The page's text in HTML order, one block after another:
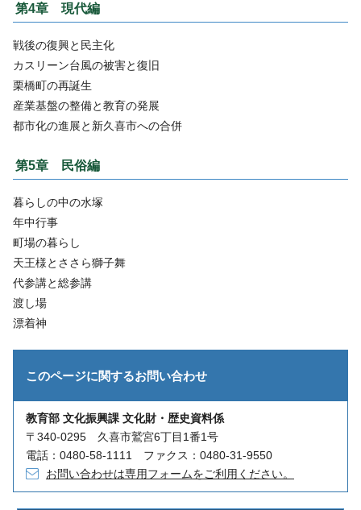
第4章 現代編
戦後の復興と民主化
カスリーン台風の被害と復旧
栗橋町の再誕生
産業基盤の整備と教育の発展
都市化の進展と新久喜市への合併
第5章 民俗編
暮らしの中の水塚
年中行事
町場の暮らし
天王様とささら獅子舞
代参講と総参講
渡し場
漂着神
このページに関するお問い合わせ
教育部 文化振興課 文化財・歴史資料係
〒340-0295 久喜市鷲宮6丁目1番1号
電話：0480-58-1111 ファクス：0480-31-9550
お問い合わせは専用フォームをご利用ください。